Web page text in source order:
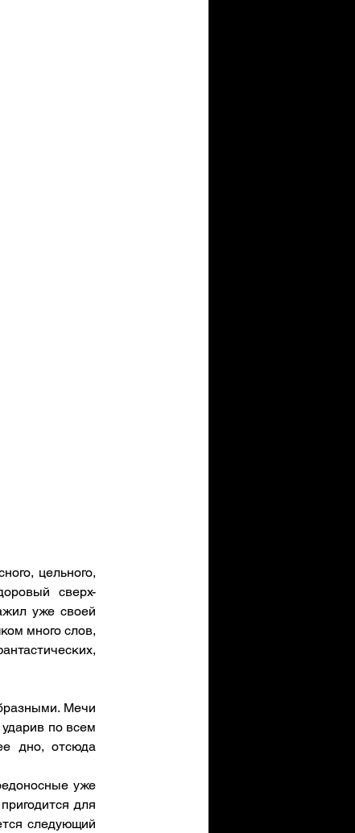
цельного,
сверх-
уже своей
много слов,
Мечи
по всем
дно, отсюда
уже
для
следующий